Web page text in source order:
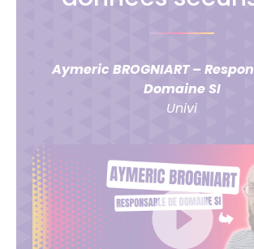
Aymeric BROGNIART –
Domaine SI
Univi